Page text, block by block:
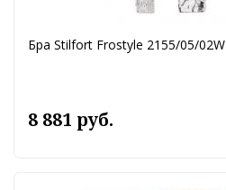
Бра Stilfort Frostyle 2155/05/02W
8 881 руб.